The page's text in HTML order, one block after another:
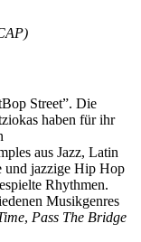
Street”. Die
haben für ihr
aus Jazz, Latin
und jazzige Hip Hop
Rhythmen.
Musikgenres
, Pass The Bridge